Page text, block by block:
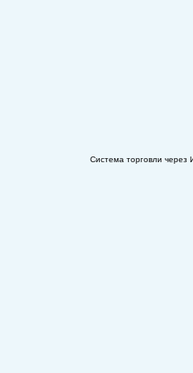
Система торговли